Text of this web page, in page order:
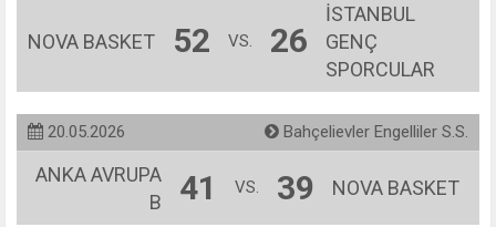
NOVA BASKET 52 VS. 26
İSTANBUL
GENÇ
SPORCULAR
20.05.2026 Bahçelievler Engelliler S.S.
ANKA AVRUPA
B
41 VS. 39 NOVA BASKET